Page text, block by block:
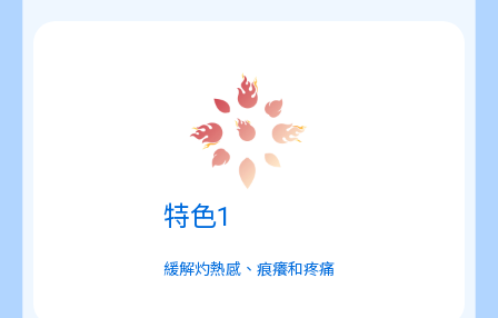
特色1
緩解灼熱感、痕癢和疼痛